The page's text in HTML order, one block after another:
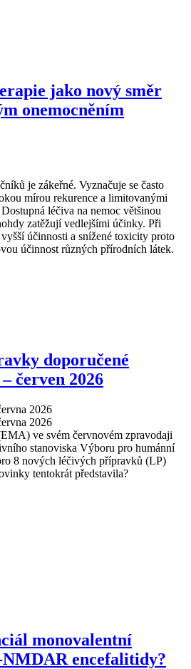
jako nový směr
onemocněním
je zákeřné. Vyznačuje se často
mírou rekurence a limitovanými
léčiva na nemoc většinou
zatěžují vedlejšími účinky. Při
účinnosti a snížené toxicity proto
účinnost různých přírodních látek.
doporučené
červen 2026
2026
2026
ve svém červnovém zpravodaji
stanoviska Výboru pro humánní
8 nových léčivých přípravků (LP)
tentokrát představila?
monovalentní
encefalitidy?